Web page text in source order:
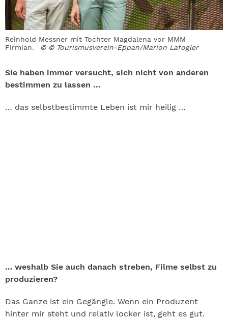
Reinhold Messner mit Tochter Magdalena vor MMM
Firmian.
© © Tourismusverein-Eppan/Marion Lafogler
Sie haben immer versucht, sich nicht von anderen
bestimmen zu lassen …
… das selbstbestimmte Leben ist mir heilig …
… weshalb Sie auch danach streben, Filme selbst zu
produzieren?
Das Ganze ist ein Gegängle. Wenn ein Produzent
hinter mir steht und relativ locker ist, geht es gut.